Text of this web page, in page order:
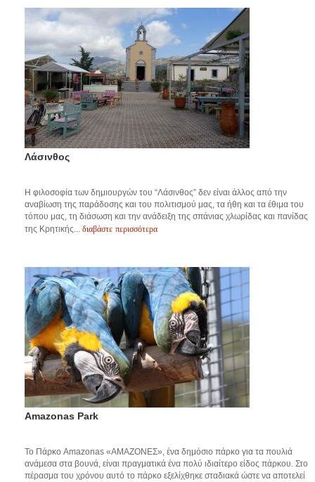
Λάσινθος
Η φιλοσοφία των δημιουργών του “Λάσινθος” δεν είναι άλλος από την
αναβίωση της παράδοσης και του πολιτισμού μας, τα ήθη και τα έθιμα του
τόπου μας, τη διάσωση και την ανάδειξη της σπάνιας χλωρίδας και πανίδας
της Κρητικής... διαβάστε περισσότερα
Amazonas Park
Το Πάρκο Amazonas «ΑΜΑΖΟΝΕΣ», ένα δημόσιο πάρκο για τα πουλιά
ανάμεσα στα βουνά, είναι πραγματικά ένα πολύ ιδιαίτερο είδος πάρκου. Στο
πέρασμα του χρόνου αυτό το πάρκο εξελίχθηκε σταδιακά ώστε να αποτελεί